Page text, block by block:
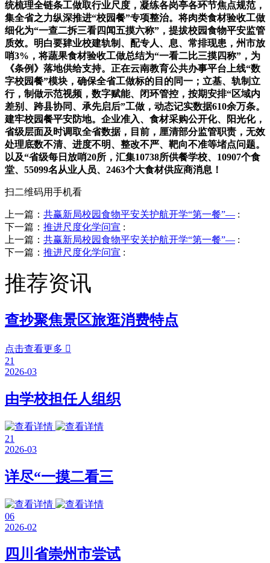
统梳理全链条工做取行业尺度，凝练各岗亭各环节焦点规范，
集全省之力纵深推进“校园餐”专项整治。将肉类食材验收工做
细化为“一查二拆三看四闻五摸六称”，提拔校园食物平安监管
质效。明白要肄业校建轨制、配专人、息、常排现患，州市放
哨3%，将蔬果食材验收工做总结为“一看二比三摸四称”，为
《条例》落地供给支持。正在云南教育公共办事平台上线“数
字校园餐”模块，确保全省工做标的目的同一；立基、轨制立
行，制做示范视频，数字赋能、闭环管控，按期安排“区域内
差别、跨县协同、承先启后”工做，动态记实数据610余万条。
建牢校园餐平安防地。企业准入、食材采购公开化、阳光化，
省级层面及时调取全省数据，目前，厘清部分监管职责，无效
处理底数不清、进度不明、整改不严、靶向不准等堵点问题。
以及“省级每日放哨20所，汇集10738所供餐学校、10907个食
堂、55099名从业人员、2463个大食材供应商消息！
扫二维码用手机看
上一篇： 共赢新局校园食物平安关护航开学“第一餐”— :
下一篇： 推进尺度化学问宣 :
上一篇： 共赢新局校园食物平安关护航开学“第一餐”— :
下一篇： 推进尺度化学问宣 :
推荐资讯
查抄聚焦景区旅逛消费特点
点击查看更多 
21
2026-03
由学校担任人组织
21
2026-03
详尽“一摸二看三
06
2026-02
四川省崇州市尝试